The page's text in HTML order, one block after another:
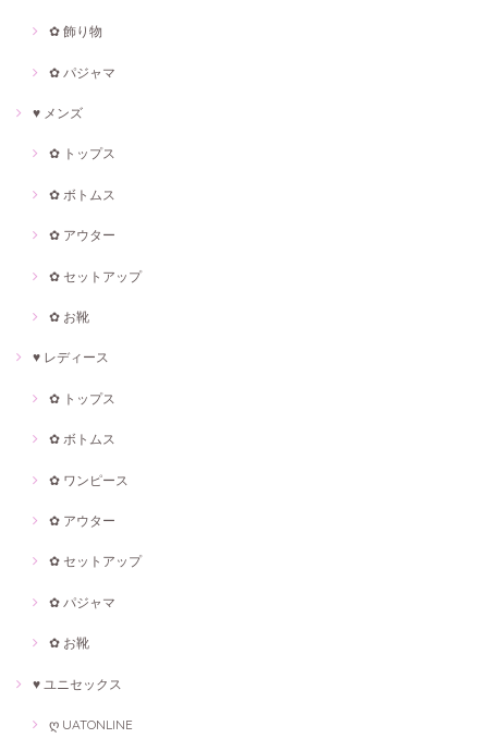
✿ 飾り物
✿ パジャマ
♥ メンズ
✿ トップス
✿ ボトムス
✿ アウター
✿ セットアップ
✿ お靴
♥ レディース
✿ トップス
✿ ボトムス
✿ ワンピース
✿ アウター
✿ セットアップ
✿ パジャマ
✿ お靴
♥ ユニセックス
ღ UATONLINE